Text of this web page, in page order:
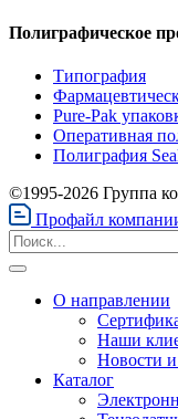
Полиграфическое
Типография
Pure-Pak
Оперативная
Полиграфия
©1995-2026 Группа
Профайл
О направлении
Наши
Новости
Каталог